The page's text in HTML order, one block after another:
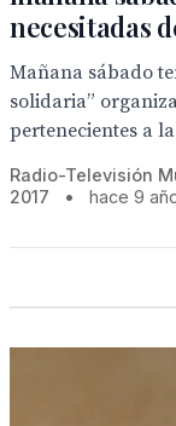
necesitadas
Mañana sábado
solidaria”
pertenecientes a
Radio-Televisión
2017
• hace 9